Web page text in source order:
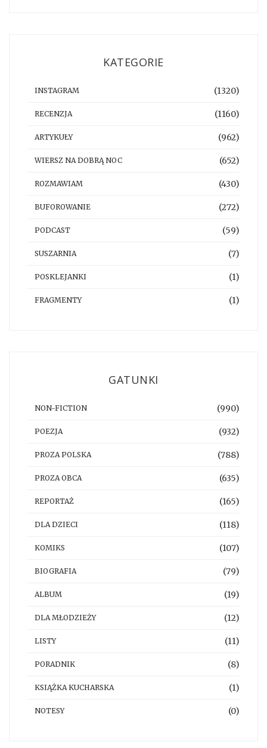
KATEGORIE
INSTAGRAM (1320)
RECENZJA (1160)
ARTYKUŁY (962)
WIERSZ NA DOBRĄ NOC (652)
ROZMAWIAM (430)
BUFOROWANIE (272)
PODCAST (59)
SUSZARNIA (7)
POSKLEJANKI (1)
FRAGMENTY (1)
GATUNKI
NON-FICTION (990)
POEZJA (932)
PROZA POLSKA (788)
PROZA OBCA (635)
REPORTAŻ (165)
DLA DZIECI (118)
KOMIKS (107)
BIOGRAFIA (79)
ALBUM (19)
DLA MŁODZIEŻY (12)
LISTY (11)
PORADNIK (8)
KSIĄŻKA KUCHARSKA (1)
NOTESY (0)